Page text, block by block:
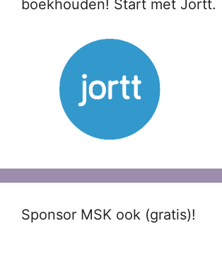
boekhouden! Start met Jortt.
Sponsor MSK ook (gratis)!